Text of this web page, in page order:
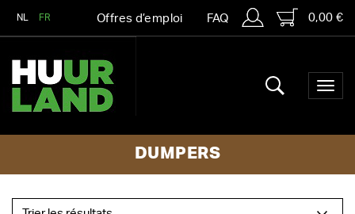
NL FR Offres d’emploi FAQ 0,00 €
DUMPERS